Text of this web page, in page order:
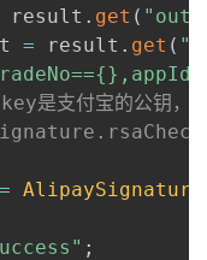
result . get (
= result . get (
支付宝的公钥，
= AlipaySignature
;